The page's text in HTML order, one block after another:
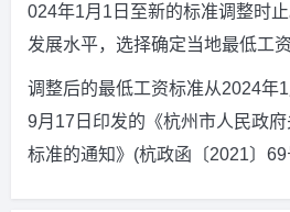
024年1月1日至新的标准调整时
发展水平，选择确定当地最低工
调整后的最低工资标准从2024年
9月17日印发的《杭州市人民政
标准的通知》(杭政函〔2021〕69